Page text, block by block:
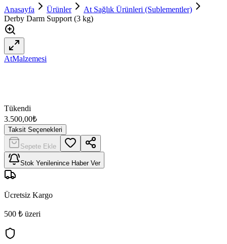
Anasayfa
Ürünler
At Sağlık Ürünleri (Sublementler)
Derby Darm Support (3 kg)
AtMalzemesi
Tükendi
3.500,00₺
Taksit Seçenekleri
Sepete Ekle
Stok Yenilenince Haber Ver
Ücretsiz Kargo
500 ₺ üzeri